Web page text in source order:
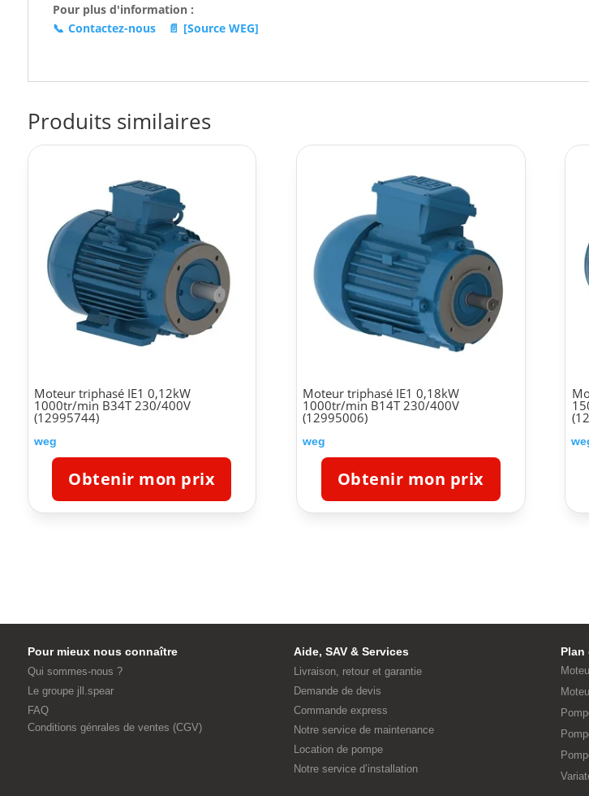
Pour plus d'information :
📞 Contactez-nous 📄 [Source WEG]
Produits similaires
Moteur triphasé IE1 0,12kW
1000tr/min B34T 230/400V
(12995744)
weg
Obtenir mon prix
Moteur triphasé IE1 0,18kW
1000tr/min B14T 230/400V
(12995006)
weg
Obtenir mon prix
Pour mieux nous connaître
Qui sommes-nous ?
Le groupe jll.spear
FAQ
Conditions génrales de ventes (CGV)
Aide, SAV & Services
Livraison, retour et garantie
Demande de devis
Commande express
Notre service de maintenance
Location de pompe
Notre service d’installation
Plan